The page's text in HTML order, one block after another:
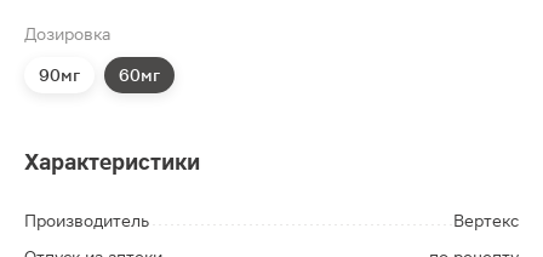
Дозировка
90мг 60мг
Характеристики
Производитель
Вертекс